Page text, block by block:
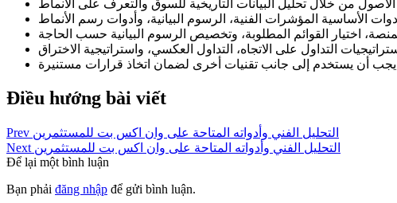
Điều hướng bài viết
Prev التحليل الفني وأدواته المتاحة على وان اكس بت للمستثمرين
Next التحليل الفني وأدواته المتاحة على وان اكس بت للمستثمرين
Để lại một bình luận
Bạn phải đăng nhập để gửi bình luận.